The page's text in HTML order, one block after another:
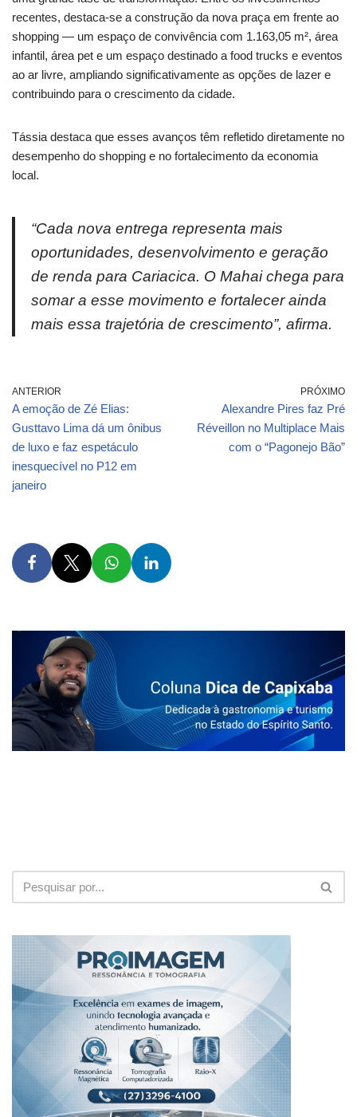
recentes, destaca-se a construção da nova praça em frente ao
shopping — um espaço de convivência com 1.163,05 m², área
infantil, área pet e um espaço destinado a food trucks e eventos
ao ar livre, ampliando significativamente as opções de lazer e
contribuindo para o crescimento da cidade.
Tássia destaca que esses avanços têm refletido diretamente no
desempenho do shopping e no fortalecimento da economia
local.
“Cada nova entrega representa mais
oportunidades, desenvolvimento e geração
de renda para Cariacica. O Mahai chega para
somar a esse movimento e fortalecer ainda
mais essa trajetória de crescimento”, afirma.
ANTERIOR
A emoção de Zé Elias:
Gusttavo Lima dá um ônibus
de luxo e faz espetáculo
inesquecível no P12 em
janeiro
PRÓXIMO
Alexandre Pires faz Pré
Réveillon no Multiplace Mais
com o “Pagonejo Bão”